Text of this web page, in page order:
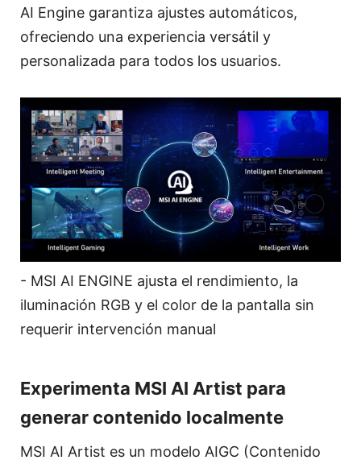
AI Engine garantiza ajustes automáticos,
ofreciendo una experiencia versátil y
personalizada para todos los usuarios.
- MSI AI ENGINE ajusta el rendimiento, la
iluminación RGB y el color de la pantalla sin
requerir intervención manual
Experimenta MSI AI Artist para
generar contenido localmente
MSI AI Artist es un modelo AIGC (Contenido